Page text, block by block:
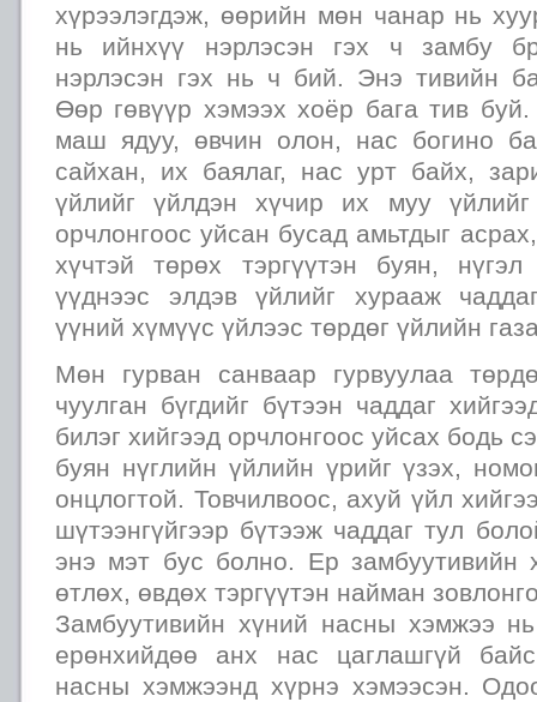
хүрээлэгдэж, өөрийн мөн чанар нь
нь ийнхүү нэрлэсэн гэх ч замбу
нэрлэсэн гэх нь ч бий. Энэ тивийн
Өөр гөвүүр хэмээх хоёр бага тив
маш ядуу, өвчин олон, нас богино
сайхан, их баялаг, нас урт байх,
үйлийг үйлдэн хүчир их муу
орчлонгоос уйсан бусад амьтдыг
хүчтэй төрөх тэргүүтэн буян,
үүднээс элдэв үйлийг хурааж
үүний хүмүүс үйлээс төрдөг үйлийн
Мөн гурван санваар гурвуулаа
чуулган бүгдийг бүтээн чаддаг
билэг хийгээд орчлонгоос уйсах бодь
буян нүглийн үйлийн үрийг үзэх,
онцлогтой. Товчилвоос, ахуй үйл
шүтээнгүйгээр бүтээж чаддаг тул
энэ мэт бус болно. Ер замбуутивийн
өтлөх, өвдөх тэргүүтэн найман
Замбуутивийн хүний насны хэмжээ
ерөнхийдөө анх нас цаглашгүй
насны хэмжээнд хүрнэ хэмээсэн.